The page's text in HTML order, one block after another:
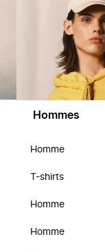
Hommes
Homme
T-shirts
Homme
Homme